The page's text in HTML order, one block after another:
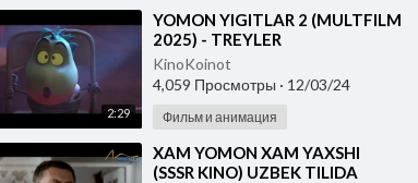
2:29
⁣YOMON YIGITLAR 2 (MULTFILM
2025) - TREYLER
KinoKoinot
4,059 Просмотры · 12/03/24
Фильм и анимация
⁣XAM YOMON XAM YAXSHI
(SSSR KINO) UZBEK TILIDA